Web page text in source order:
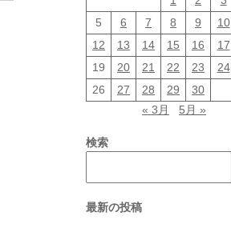
5
6 7 8 9 10
12
13 14 15 16 17
19
20 21 22 23 24
26
27 28 29
30
« 3月
5月 »
検索
最新の投稿